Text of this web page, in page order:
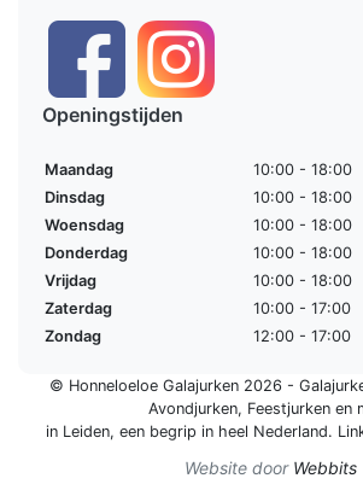
Openingstijden
Maandag
10:00 - 18:00
Dinsdag
10:00 - 18:00
Woensdag
10:00 - 18:00
Donderdag
10:00 - 18:00
Vrijdag
10:00 - 18:00
Zaterdag
10:00 - 17:00
Zondag
12:00 - 17:00
© Honneloeloe Galajurken 2026 -
Avondjurken, Feestjurkenen
in Leiden, een begrip in heel Nederland.
Website door Webbits